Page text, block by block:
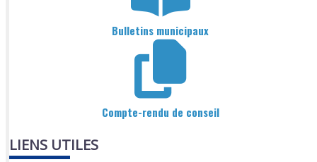
Bulletins municipaux
Compte-rendu de conseil
LIENS UTILES